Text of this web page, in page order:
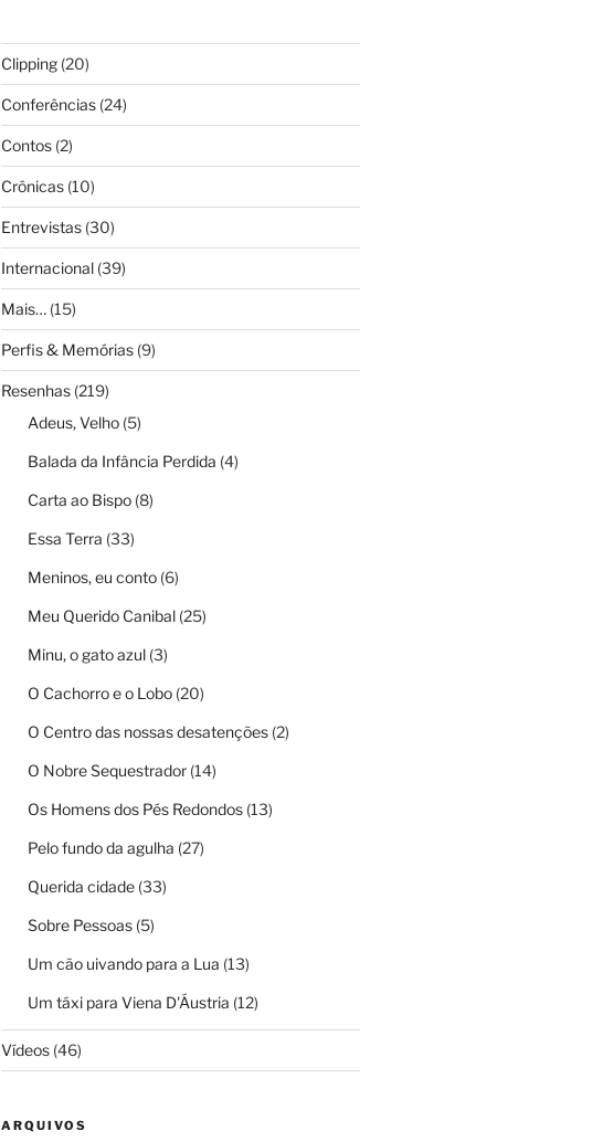
Clipping(20)
Conferências(24)
Contos(2)
Crônicas(10)
Entrevistas(30)
Internacional(39)
Mais…(15)
Perfis & Memórias(9)
Resenhas(219)
Adeus, Velho(5)
Balada da Infância Perdida (4)
Carta ao Bispo(8)
Essa Terra (33)
Meninos, eu conto(6)
Meu Querido Canibal(25)
Minu, o gato azul(3)
O Cachorro e o Lobo(20)
O Centro das nossas desatenções(2)
O Nobre Sequestrador(14)
Os Homens dos Pés Redondos(13)
Pelo fundo da agulha (27)
Querida cidade(33)
Sobre Pessoas(5)
Um cão uivando para a Lua (13)
Um táxi para Viena D'Áustria (12)
Vídeos(46)
ARQUIVOS